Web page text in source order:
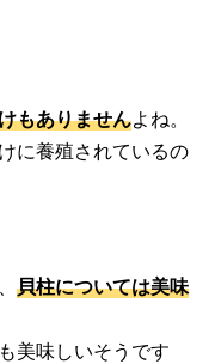
もありませんよね。
に養殖されているの
貝柱については美味
美味しいそうです